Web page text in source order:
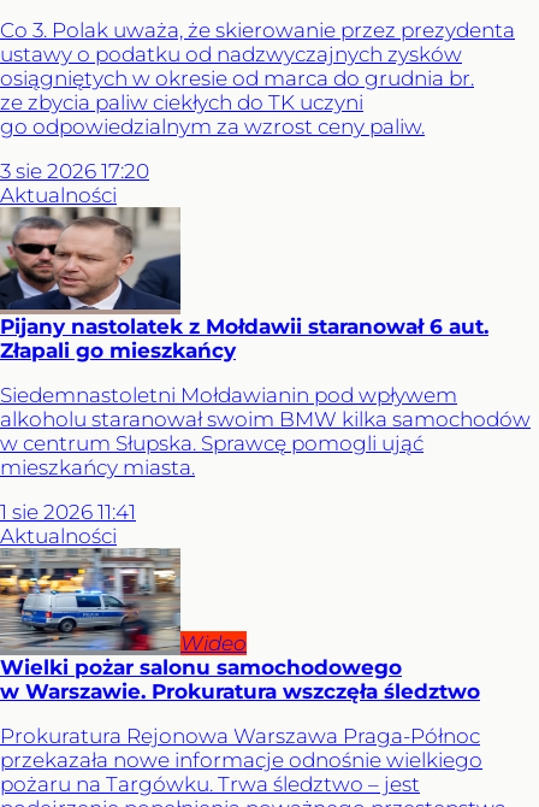
Co 3. Polak uważa, że skierowanie przez prezydenta
ustawy o podatku od nadzwyczajnych zysków
osiągniętych w okresie od marca do grudnia br.
ze zbycia paliw ciekłych do TK uczyni
go odpowiedzialnym za wzrost ceny paliw.
3 sie 2026 17:20
Aktualności
Pijany nastolatek z Mołdawii staranował 6 aut.
Złapali go mieszkańcy
Siedemnastoletni Mołdawianin pod wpływem
alkoholu staranował swoim BMW kilka samochodów
w centrum Słupska. Sprawcę pomogli ująć
mieszkańcy miasta.
1 sie 2026 11:41
Aktualności
Wideo
Wielki pożar salonu samochodowego
w Warszawie. Prokuratura wszczęła śledztwo
Prokuratura Rejonowa Warszawa Praga-Północ
przekazała nowe informacje odnośnie wielkiego
pożaru na Targówku. Trwa śledztwo – jest